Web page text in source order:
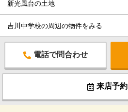
新光風台の土地
吉川中学校の周辺の物件をみる
電話で問合わせ
来店予約